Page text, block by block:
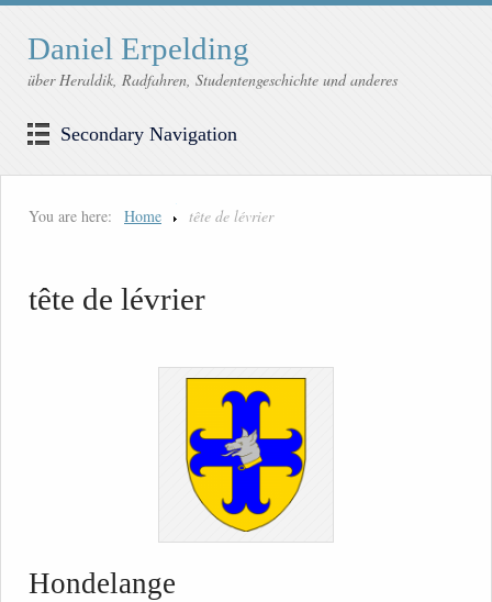
Daniel Erpelding
über Heraldik, Radfahren, Studentengeschichte und anderes
Secondary Navigation
You are here: Home tête de lévrier
tête de lévrier
Hondelange